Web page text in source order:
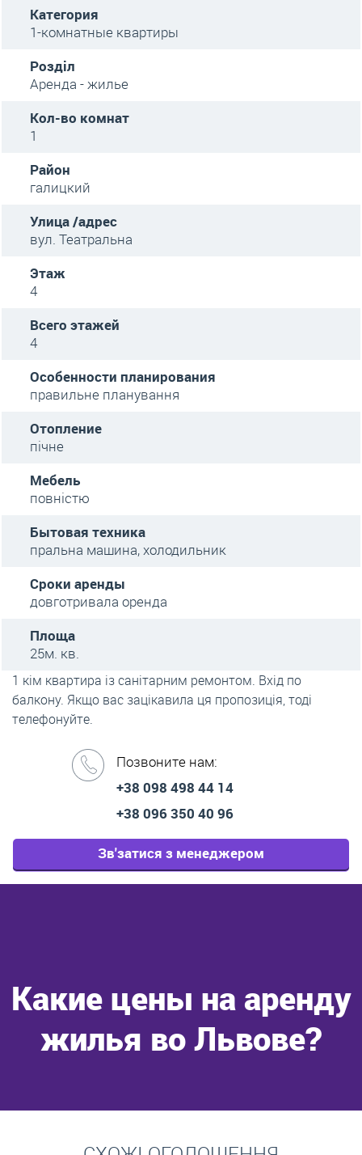
Категория
1-комнатные квартиры
Розділ
Аренда - жилье
Кол-во комнат
1
Район
галицкий
Улица /адрес
вул. Театральна
Этаж
4
Всего этажей
4
Особенности планирования
правильне планування
Отопление
пічне
Мебель
повністю
Бытовая техника
пральна машина, холодильник
Сроки аренды
довготривала оренда
Площа
25м. кв.
1 кім квартира із санітарним ремонтом. Вхід по
балкону. Якщо вас зацікавила ця пропозиція, тоді
телефонуйте.
Позвоните нам:
+38 098 498 44 14
+38 096 350 40 96
Зв'затися з менеджером
Какие цены на аренду
жилья во Львове?